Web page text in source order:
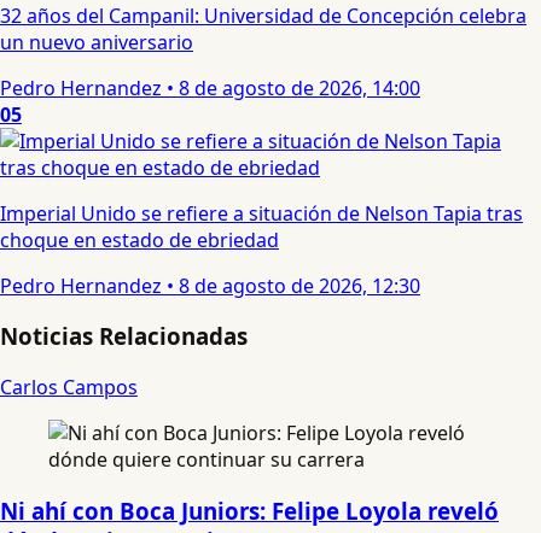
32 años del Campanil: Universidad de Concepción celebra
un nuevo aniversario
Pedro Hernandez • 8 de agosto de 2026, 14:00
05
Imperial Unido se refiere a situación de Nelson Tapia tras
choque en estado de ebriedad
Pedro Hernandez • 8 de agosto de 2026, 12:30
Noticias Relacionadas
Carlos Campos
Ni ahí con Boca Juniors: Felipe Loyola reveló